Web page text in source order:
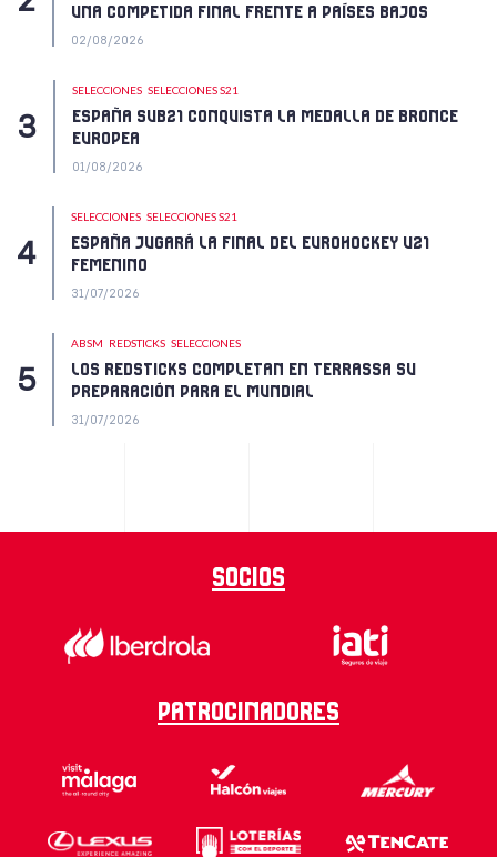
UNA COMPETIDA FINAL FRENTE A PAÍSES BAJOS
02/08/2026
SELECCIONES SELECCIONES S21
ESPAÑA SUB21 CONQUISTA LA MEDALLA DE BRONCE
EUROPEA
01/08/2026
SELECCIONES SELECCIONES S21
ESPAÑA JUGARÁ LA FINAL DEL EUROHOCKEY U21
FEMENINO
31/07/2026
ABSM REDSTICKS SELECCIONES
LOS REDSTICKS COMPLETAN EN TERRASSA SU
PREPARACIÓN PARA EL MUNDIAL
31/07/2026
Socios
Patrocinadores